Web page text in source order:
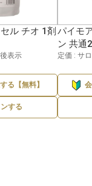
ル チオ 1剤
表示
る【無料】
する
パイモ
ン 共通
定価 : サ